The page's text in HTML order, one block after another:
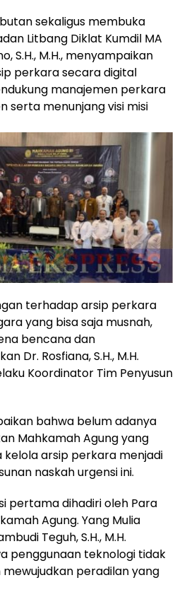
sekaligus membuka
Litbang Diklat Kumdil MA
S.H., M.H., menyampaikan
perkara secara digital
manajemen perkara
serta menunjang visi misi
terhadap arsip perkara
yang bisa saja musnah,
bencana dan
Dr. Rosfiana, S.H., M.H.
Koordinator Tim Penyusun
bahwa belum adanya
Mahkamah Agung yang
arsip perkara menjadi
naskah urgensi ini.
pertama dihadiri oleh Para
Agung. Yang Mulia
Teguh, S.H., M.H.
penggunaan teknologi tidak
peradilan yang